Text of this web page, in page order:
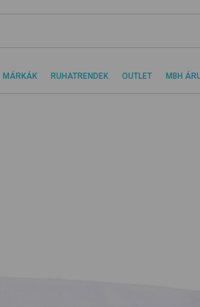
MÁRKÁK RUHATRENDEK OUTLET MBH